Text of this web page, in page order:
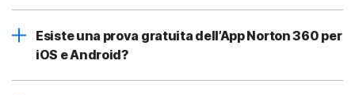
Esiste una prova gratuita dell’App Norton 360 per
iOS e Android?